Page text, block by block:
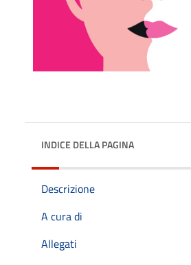
INDICE DELLA PAGINA
Descrizione
A cura di
Allegati